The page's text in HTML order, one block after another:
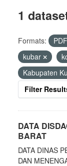
1
Formats: PDF
kubar
Kabupaten
Filter
DATA
BARAT
DATA DINAS
DAN